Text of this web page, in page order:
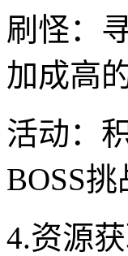
刷怪：
加成高
活动：
BOSS
4.资源